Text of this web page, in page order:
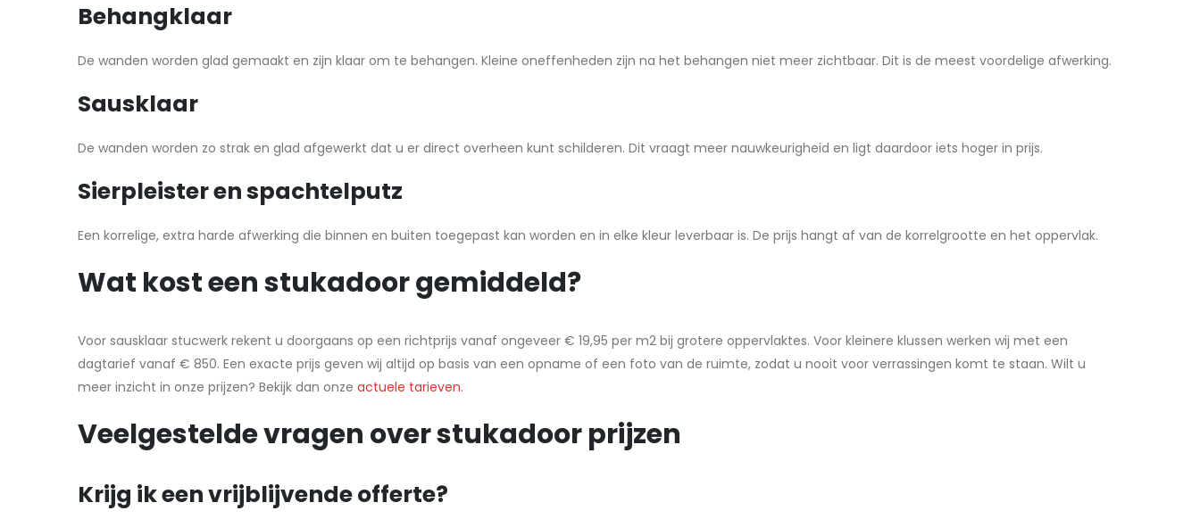
Behangklaar
De wanden worden glad gemaakt en zijn klaar om te behangen. Kleine oneffenheden zijn na het behangen niet meer zichtbaar. Dit is de meest voordelige afwerking.
Sausklaar
De wanden worden zo strak en glad afgewerkt dat u er direct overheen kunt schilderen. Dit vraagt meer nauwkeurigheid en ligt daardoor iets hoger in prijs.
Sierpleister en spachtelputz
Een korrelige, extra harde afwerking die binnen en buiten toegepast kan worden en in elke kleur leverbaar is. De prijs hangt af van de korrelgrootte en het oppervlak.
Wat kost een stukadoor gemiddeld?
Voor sausklaar stucwerk rekent u doorgaans op een richtprijs vanaf ongeveer € 19,95 per m2 bij grotere oppervlaktes. Voor kleinere klussen werken wij met een
dagtarief vanaf € 850. Een exacte prijs geven wij altijd op basis van een opname of een foto van de ruimte, zodat u nooit voor verrassingen komt te staan. Wilt u
meer inzicht in onze prijzen? Bekijk dan onze actuele tarieven.
Veelgestelde vragen over stukadoor prijzen
Krijg ik een vrijblijvende offerte?